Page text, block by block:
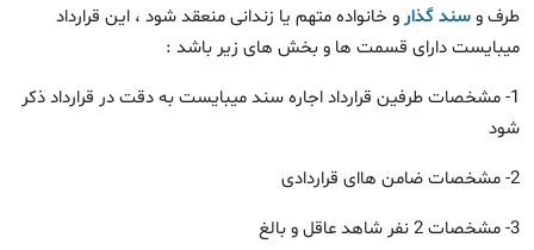
طرف وسند گذارو خانواده متهم یا زندانی منعقد شود ، این قرارداد
میبایست دارای قسمت ها و بخش های زیر باشد :
1- مشخصات طرفین قرارداد اجاره سند میبایست به دقت در قرارداد ذکر
شود
2- مشخصات ضامن هاای قراردادی
3- مشخصات 2 نفر شاهد عاقل و بالغ